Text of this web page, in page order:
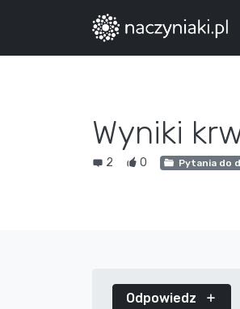
Wyniki
2 0 Pytania do
Odpowiedz